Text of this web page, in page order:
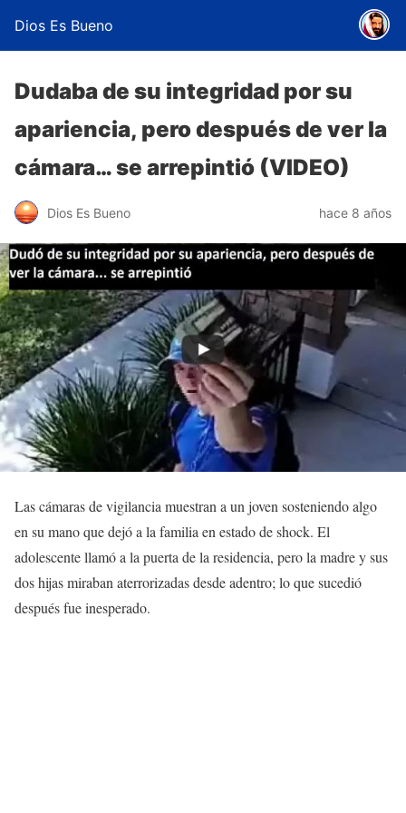
Dios Es Bueno
Dudaba de su integridad por su
apariencia, pero después de ver la
cámara… se arrepintió (VIDEO)
Dios Es Bueno hace 8 años
Las cámaras de vigilancia muestran a un joven sosteniendo algo
en su mano que dejó a la familia en estado de shock. El
adolescente llamó a la puerta de la residencia, pero la madre y sus
dos hijas miraban aterrorizadas desde adentro; lo que sucedió
después fue inesperado.